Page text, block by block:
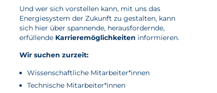
Und wer sich vorstellen kann, mit uns das
Energiesystem der Zukunft zu gestalten, kann
sich hier über spannende, herausfordernde,
erfüllende Karrieremöglichkeiten informieren.
Wir suchen zurzeit:
Wissenschaftliche Mitarbeiter*innen
Technische Mitarbeiter*innen